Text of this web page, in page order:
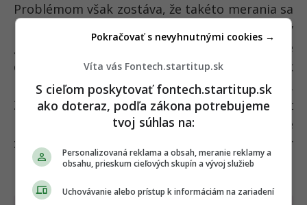
Problémom však zostáva, že takéto merania sa
nedajú opakovať len tak na počkanie. Záblesky
gama žiarenia sú nevyspytateľné a tie, ktoré
dokážeme jasne pozorovať cez prachový disk
našej vlastnej galaxie, sú mimoriadne vzácne.
Za posledných 25 rokov sme ich dokázali využiť
len hŕstku, no vedci sú pripravení okamžite
zachytiť akýkoľvek ďalší signál, ktorý im vesmír
pošle.
Víta vás Fontech.startitup.sk
S cieľom poskytovať fontech.startitup.sk
ako doteraz, podľa zákona potrebujeme
tvoj súhlas na:
Personalizovaná reklama a obsah, meranie reklamy a
obsahu, prieskum cieľových skupín a vývoj služieb
Uchovávanie alebo prístup k informáciám na zariadení
Pokračovať s nevyhnutnými cookies →